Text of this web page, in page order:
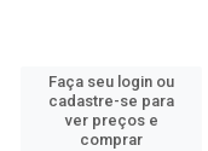
Faça seu login ou
cadastre-se para
ver preços e
comprar